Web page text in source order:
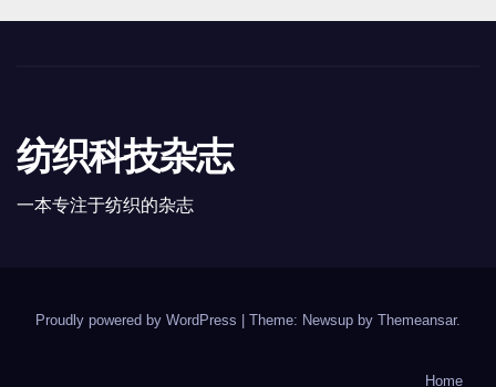
纺织科技杂志
一本专注于纺织的杂志
Proudly powered by WordPress | Theme: Newsup by Themeansar.
Home